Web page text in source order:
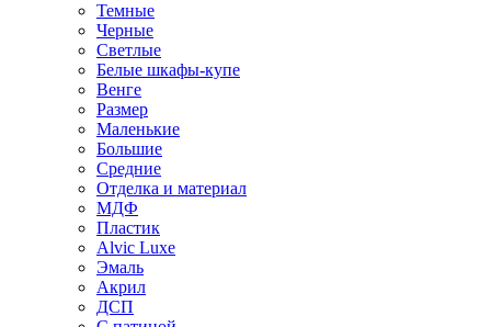
Темные
Черные
Светлые
Белые шкафы-купе
Венге
Размер
Маленькие
Большие
Средние
Отделка и материал
МДФ
Пластик
Alvic Luxe
Эмаль
Акрил
ДСП